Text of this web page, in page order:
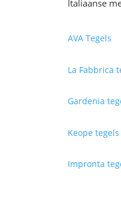
Italiaanse
AVA Tegels
La Fabbrica
Gardenia
Keope tegels
Impronta